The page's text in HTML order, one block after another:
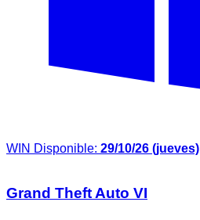
WIN Disponible: 29/10/26 (jueves)
Grand Theft Auto VI